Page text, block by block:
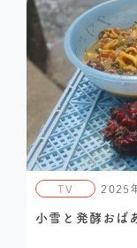
TV 2025
小雪と発酵お